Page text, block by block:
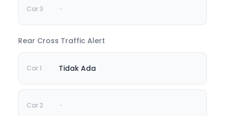
-
Rear Cross Traffic Alert
Tidak Ada
-